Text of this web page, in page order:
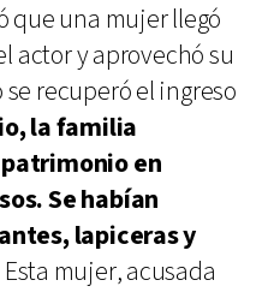
que una mujer llegó
actor y aprovechó su
recuperó el ingreso
la familia
en
Se habían
lapiceras y
Esta mujer, acusada